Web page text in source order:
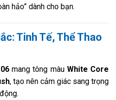
hảo” dành cho bạn.
Tinh Tế, Thể Thao
mang tông màu White Core
, tạo nên cảm giác sang trọng